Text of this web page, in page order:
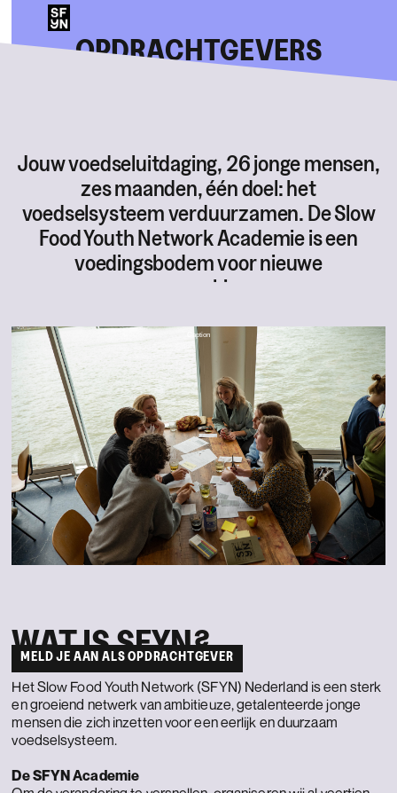
OPDRACHTGEVERS
Jouw voedseluitdaging, 26 jonge mensen,
zes maanden, één doel: het
voedselsysteem verduurzamen. De Slow
Food Youth Network Academie is een
voedingsbodem voor nieuwe
samenwerkingen.
Caption
WAT IS SFYN?
MELD JE AAN ALS OPDRACHTGEVER
Het Slow Food Youth Network (SFYN) Nederland is een sterk
en groeiend netwerk van ambitieuze, getalenteerde jonge
mensen die zich inzetten voor een eerlijk en duurzaam
voedselsysteem.
De SFYN Academie